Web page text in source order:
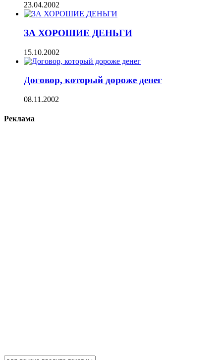
23.04.2002
ЗА ХОРОШИЕ ДЕНЬГИ
15.10.2002
Договор, который дороже денег
08.11.2002
Реклама